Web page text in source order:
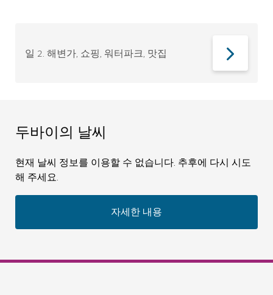
일 2. 해변가, 쇼핑, 워터파크, 맛집
두바이의 날씨
현재 날씨 정보를 이용할 수 없습니다. 추후에 다시 시도
해 주세요.
자세한 내용